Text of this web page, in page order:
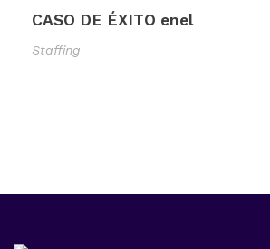
CASO DE ÉXITO enel
Staffing